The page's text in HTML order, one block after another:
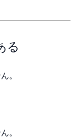
る
。
。